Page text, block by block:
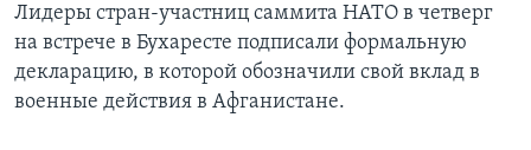
поискДИСКУССИЯ VOA
ДЕТАЛИ
НЬЮ-ЙОРК NEW YORK
АРТЕФАКТЫ
АМЕРИКАНСКИЕ ГОРОДКИ
ТЕСТЫ
ЗА СВОБОДУ ПРЕССЫ
УЧИМ АНГЛИЙСКИЙ
ВИДЕО
Лидеры стран-участниц саммита НАТО в четверг
на встрече в Бухаресте подписали формальную
декларацию, в которой обозначили свой вклад в
военные действия в Афганистане.